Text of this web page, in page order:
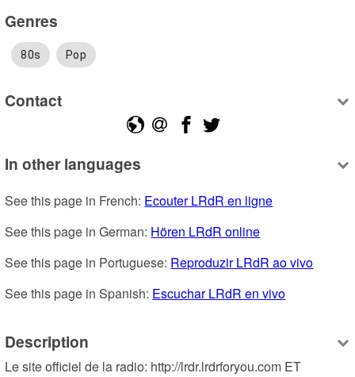
Genres
80s Pop
Contact
In other languages
See this page in French: Ecouter LRdR en ligne
See this page in German: Hören LRdR online
See this page in Portuguese: Reproduzir LRdR ao vivo
See this page in Spanish: Escuchar LRdR en vivo
Description
Le site officiel de la radio: http://lrdr.lrdrforyou.com ET